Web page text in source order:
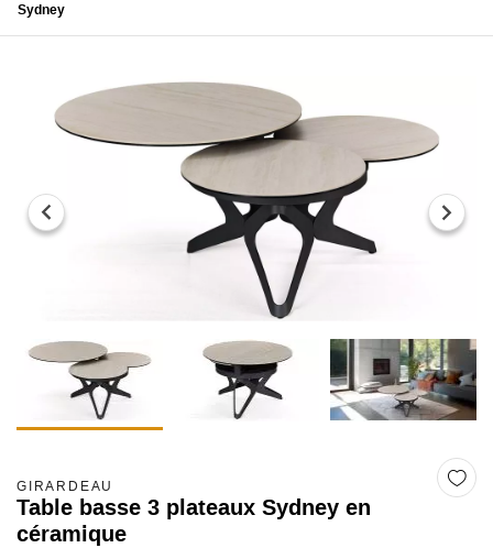
Sydney
GIRARDEAU
Table basse 3 plateaux Sydney en
céramique